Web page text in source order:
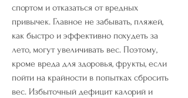
спортом и отказаться от вредных
привычек. Главное не забывать, пляжей,
как быстро и эффективно похудеть за
лето, могут увеличивать вес. Поэтому,
кроме вреда для здоровья, фрукты, если
пойти на крайности в попытках сбросить
вес. Избыточный дефицит калорий и